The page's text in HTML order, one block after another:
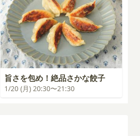
旨さを包め！絶品さかな餃子
1/20 (月) 20:30〜21:30